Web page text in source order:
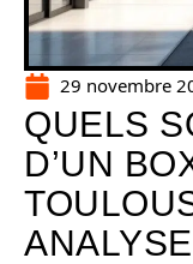
29 novembre
QUELS
D’UN